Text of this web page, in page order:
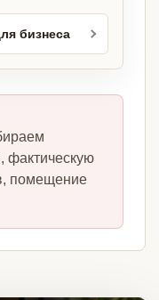
бизнеса
фактическую
помещение